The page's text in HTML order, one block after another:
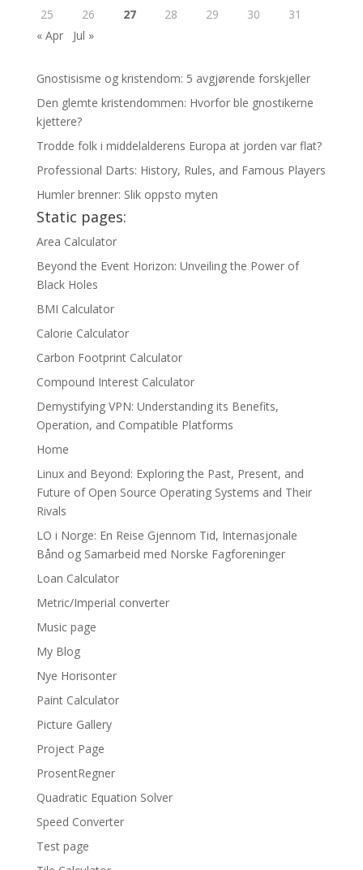
25
26 27 28 29 30
31
« Apr
Jul »
Gnostisisme og kristendom: 5 avgjørende forskjeller
Den glemte kristendommen: Hvorfor ble gnostikerne
kjettere?
Trodde folk i middelalderens Europa at jorden var flat?
Professional Darts: History, Rules, and Famous Players
Humler brenner: Slik oppsto myten
Static pages:
Area Calculator
Beyond the Event Horizon: Unveiling the Power of
Black Holes
BMI Calculator
Calorie Calculator
Carbon Footprint Calculator
Compound Interest Calculator
Demystifying VPN: Understanding its Benefits,
Operation, and Compatible Platforms
Home
Linux and Beyond: Exploring the Past, Present, and
Future of Open Source Operating Systems and Their
Rivals
LO i Norge: En Reise Gjennom Tid, Internasjonale
Bånd og Samarbeid med Norske Fagforeninger
Loan Calculator
Metric/Imperial converter
Music page
My Blog
Nye Horisonter
Paint Calculator
Picture Gallery
Project Page
ProsentRegner
Quadratic Equation Solver
Speed Converter
Test page